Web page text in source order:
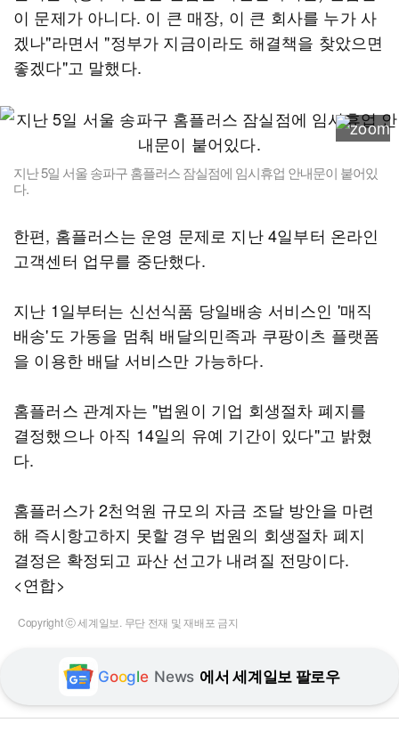
이 문제가 아니다. 이 큰 매장, 이 큰 회사를 누가 사
겠나"라면서 "정부가 지금이라도 해결책을 찾았으면
좋겠다"고 말했다.
지난 5일 서울 송파구 홈플러스 잠실점에 임시휴업 안내문이 붙어있
다.
한편, 홈플러스는 운영 문제로 지난 4일부터 온라인
고객센터 업무를 중단했다.
지난 1일부터는 신선식품 당일배송 서비스인 '매직
배송'도 가동을 멈춰 배달의민족과 쿠팡이츠 플랫폼
을 이용한 배달 서비스만 가능하다.
홈플러스 관계자는 "법원이 기업 회생절차 폐지를
결정했으나 아직 14일의 유예 기간이 있다"고 밝혔
다.
홈플러스가 2천억원 규모의 자금 조달 방안을 마련
해 즉시항고하지 못할 경우 법원의 회생절차 폐지
결정은 확정되고 파산 선고가 내려질 전망이다.
<연합>
Copyright ⓒ 세계일보. 무단 전재 및 재배포 금지
Google News 에서 세계일보 팔로우